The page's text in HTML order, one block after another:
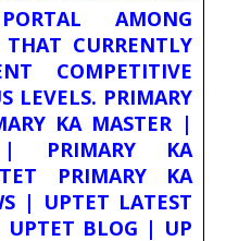
AMONG
CURRENTLY
COMPETITIVE
LEVELS. PRIMARY
KA MASTER |
| PRIMARY KA
PRIMARY KA
| UPTET LATEST
BLOG | UP